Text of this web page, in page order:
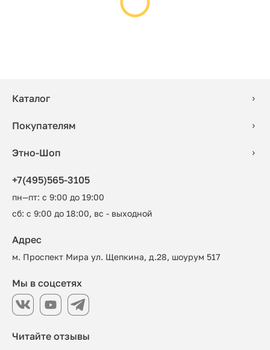
Каталог
Покупателям
Этно-Шоп
+7(495)565-3105
пн—пт: с 9:00 до 19:00
сб: с 9:00 до 18:00, вс - выходной
Читайте отзывы
Адрес
м. Проспект Мира ул. Щепкина, д.28, шоурум 517
Мы в соцсетях